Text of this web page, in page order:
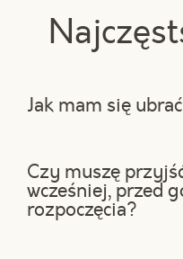
Jak mam się
wygodnie, a przede
wygodne buty,
Cię tak bardzo
Czy muszę
wcześniej, przed
rozpoczęcia?